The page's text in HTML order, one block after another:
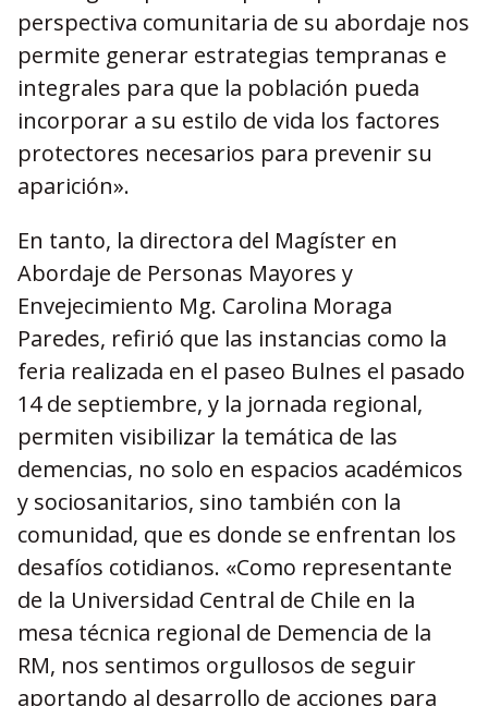
perspectiva comunitaria de su abordaje nos
permite generar estrategias tempranas e
integrales para que la población pueda
incorporar a su estilo de vida los factores
protectores necesarios para prevenir su
aparición».
En tanto, la directora del Magíster en
Abordaje de Personas Mayores y
Envejecimiento Mg. Carolina Moraga
Paredes, refirió que las instancias como la
feria realizada en el paseo Bulnes el pasado
14 de septiembre, y la jornada regional,
permiten visibilizar la temática de las
demencias, no solo en espacios académicos
y sociosanitarios, sino también con la
comunidad, que es donde se enfrentan los
desafíos cotidianos. «Como representante
de la Universidad Central de Chile en la
mesa técnica regional de Demencia de la
RM, nos sentimos orgullosos de seguir
aportando al desarrollo de acciones para